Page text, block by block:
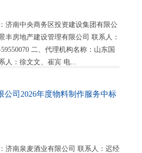
济南中央商务区投资建设集团有限公
丰房地产建设管理有限公司 联系人：
二、代理机构名称：山东国
人：徐文文、崔宾 电...
公司2026年度物料制作服务中标
济南泉麦酒业有限公司 联系人：迟经